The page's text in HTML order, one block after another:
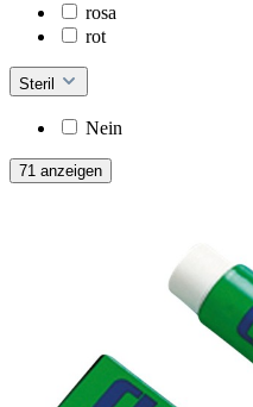
rosa
rot
Steril
Nein
71 anzeigen